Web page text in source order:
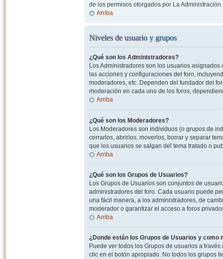
de los permisos otorgados por La Administración.
Arriba
Niveles de usuario y grupos
¿Qué son los Administradores?
Los Administradores son los usuarios
las acciones y configuraciones del foro,
moderadores, etc. Dependen del fundador del
moderación en cada uno de los foros,
Arriba
¿Qué son los Moderadores?
Los Moderadores son individuos (o grupos de
cerrarlos, abrirlos, moverlos, borrar y separar
que los usuarios se salgan del tema tratado o
Arriba
¿Qué son los Grupos de Usuarios?
Los Grupos de Usuarios son conjuntos de
administradores del foro. Cada usuario puede
una fácil manera, a los administradores, de
moderador o garantizar el acceso a foros
Arriba
¿Donde están los Grupos de Usuarios y como
Puede ver todos los Grupos de usuarios a
clic en el botón apropiado. No todos los grupos